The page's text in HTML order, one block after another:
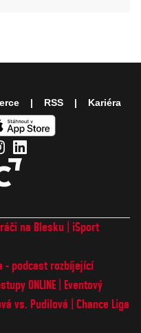
na Blesku
iSport
- podcast rozbíjející
ONLINE
Eventový
vs. Pudilová
Chance Liga
RSS Kariéra